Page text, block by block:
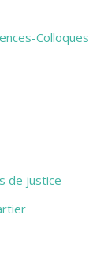
Colloques
de justice